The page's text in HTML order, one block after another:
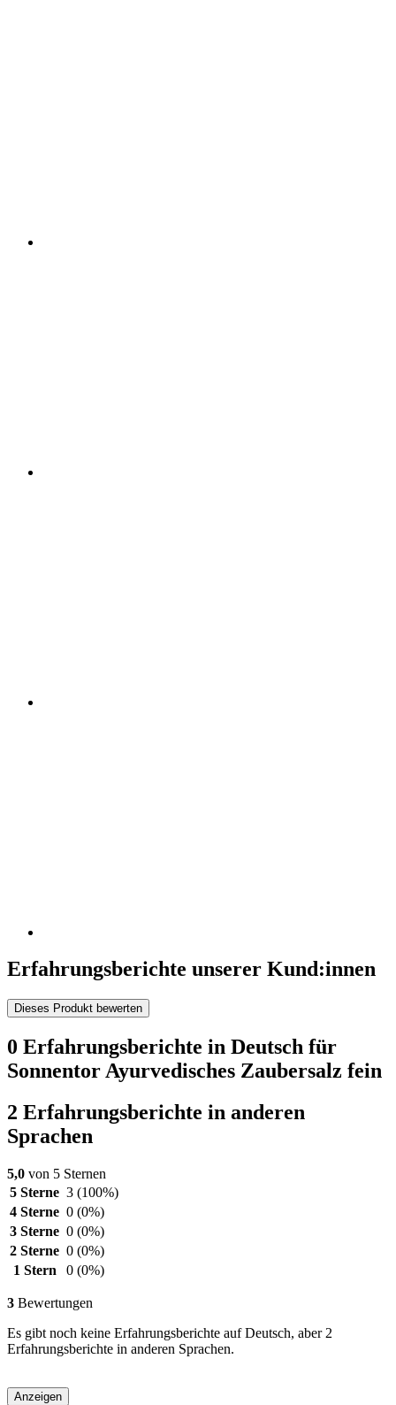
Erfahrungsberichte unserer Kund:innen
Dieses Produkt bewerten
0 Erfahrungsberichte in Deutsch für
Sonnentor Ayurvedisches Zaubersalz fein
2 Erfahrungsberichte in anderen
Sprachen
5,0 von 5 Sternen
5 Sterne 3 (100%)
4 Sterne 0 (0%)
3 Sterne 0 (0%)
2 Sterne 0 (0%)
1 Stern
0 (0%)
3 Bewertungen
Es gibt noch keine Erfahrungsberichte auf Deutsch, aber 2
Erfahrungsberichte in anderen Sprachen.
Anzeigen